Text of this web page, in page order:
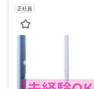
正社員